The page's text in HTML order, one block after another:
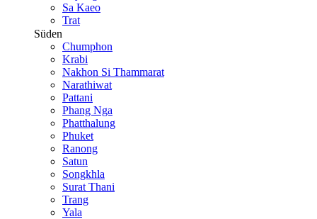
Sa Kaeo
Trat
Süden
Chumphon
Krabi
Nakhon Si Thammarat
Narathiwat
Pattani
Phang Nga
Phatthalung
Phuket
Ranong
Satun
Songkhla
Surat Thani
Trang
Yala